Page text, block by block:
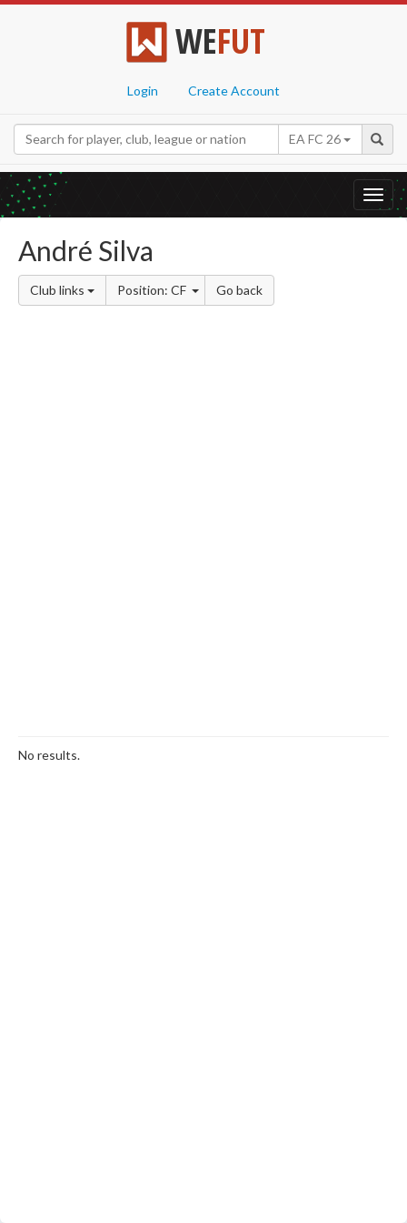
WEFUT
Login Create Account
EA FC 26
André Silva
Club links Position: CF Go back
No results.